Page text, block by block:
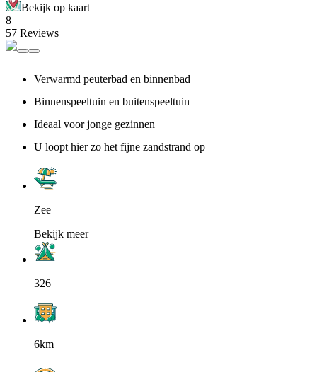
Bekijk op kaart
8
57 Reviews
Verwarmd peuterbad en binnenbad
Binnenspeeltuin en buitenspeeltuin
Ideaal voor jonge gezinnen
U loopt hier zo het fijne zandstrand op
Zee
Bekijk meer
326
6km